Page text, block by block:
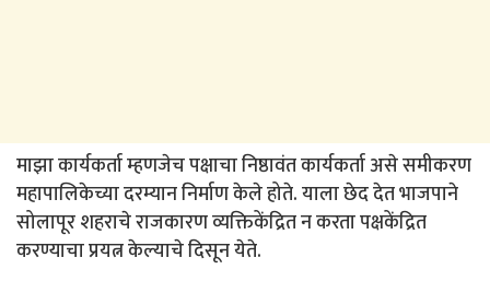
माझा कार्यकर्ता म्हणजेच पक्षाचा निष्ठावंत कार्यकर्ता असे समीकरण
महापालिकेच्या दरम्यान निर्माण केले होते. याला छेद देत भाजपाने
सोलापूर शहराचे राजकारण व्यक्तिकेंद्रित न करता पक्षकेंद्रित
करण्याचा प्रयत्न केल्याचे दिसून येते.